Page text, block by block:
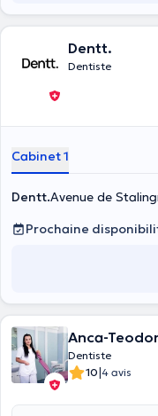
Dentt.
Dentiste
Cabinet 1
Dentt.Avenue de
Prochaine
Anca-
Dentiste
10|4 avis